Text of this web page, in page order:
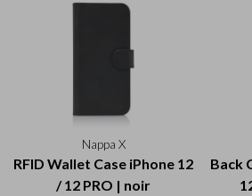
Nappa X
RFID Wallet Case iPhone 12
/ 12 PRO | noir
Back